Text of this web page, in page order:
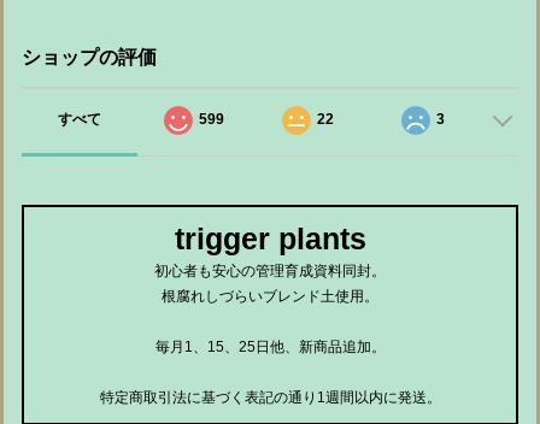
ショップの評価
すべて 599 22 3
trigger plants
初心者も安心の管理育成資料同封。
根腐れしづらいブレンド土使用。
毎月1、15、25日他、新商品追加。
特定商取引法に基づく表記の通り1週間以内に発送。